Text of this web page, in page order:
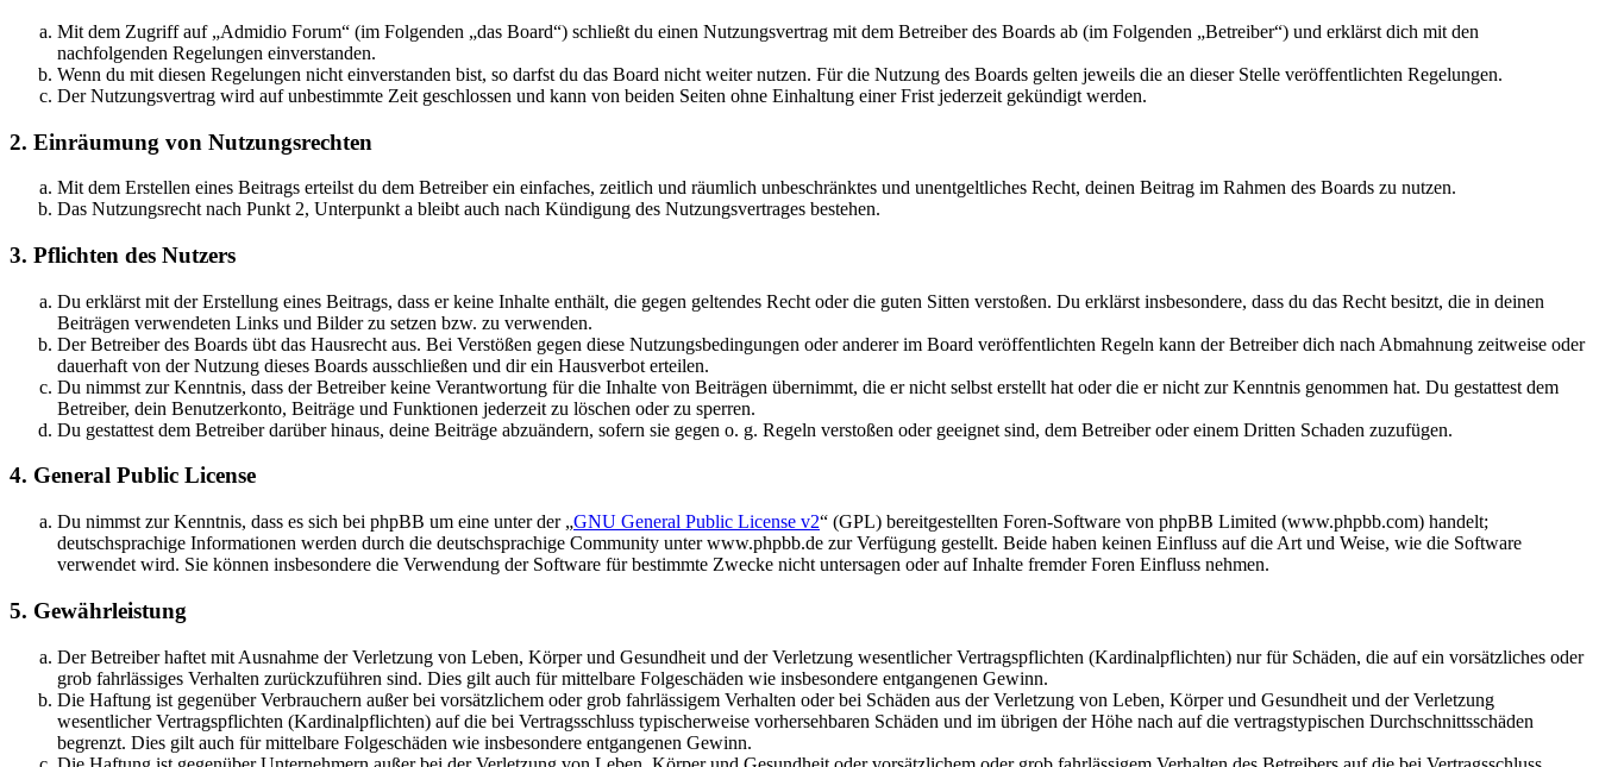
Mit dem Zugriff auf „Admidio Forum“ (im Folgenden „das Board“) schließt du einen Nutzungsvertrag mit dem Betreiber des Boards ab (im Folgenden „Betreiber“) und erklärst dich mit den
nachfolgenden Regelungen einverstanden.
Wenn du mit diesen Regelungen nicht einverstanden bist, so darfst du das Board nicht weiter nutzen. Für die Nutzung des Boards gelten jeweils die an dieser Stelle veröffentlichten Regelungen.
Der Nutzungsvertrag wird auf unbestimmte Zeit geschlossen und kann von beiden Seiten ohne Einhaltung einer Frist jederzeit gekündigt werden.
2. Einräumung von Nutzungsrechten
Mit dem Erstellen eines Beitrags erteilst du dem Betreiber ein einfaches, zeitlich und räumlich unbeschränktes und unentgeltliches Recht, deinen Beitrag im Rahmen des Boards zu nutzen.
Das Nutzungsrecht nach Punkt 2, Unterpunkt a bleibt auch nach Kündigung des Nutzungsvertrages bestehen.
3. Pflichten des Nutzers
Du erklärst mit der Erstellung eines Beitrags, dass er keine Inhalte enthält, die gegen geltendes Recht oder die guten Sitten verstoßen. Du erklärst insbesondere, dass du das Recht besitzt, die in deinen
Beiträgen verwendeten Links und Bilder zu setzen bzw. zu verwenden.
Der Betreiber des Boards übt das Hausrecht aus. Bei Verstößen gegen diese Nutzungsbedingungen oder anderer im Board veröffentlichten Regeln kann der Betreiber dich nach Abmahnung zeitweise oder
dauerhaft von der Nutzung dieses Boards ausschließen und dir ein Hausverbot erteilen.
Du nimmst zur Kenntnis, dass der Betreiber keine Verantwortung für die Inhalte von Beiträgen übernimmt, die er nicht selbst erstellt hat oder die er nicht zur Kenntnis genommen hat. Du gestattest dem
Betreiber, dein Benutzerkonto, Beiträge und Funktionen jederzeit zu löschen oder zu sperren.
Du gestattest dem Betreiber darüber hinaus, deine Beiträge abzuändern, sofern sie gegen o. g. Regeln verstoßen oder geeignet sind, dem Betreiber oder einem Dritten Schaden zuzufügen.
4. General Public License
Du nimmst zur Kenntnis, dass es sich bei phpBB um eine unter der „GNU General Public License v2“ (GPL) bereitgestellten Foren-Software von phpBB Limited (www.phpbb.com) handelt;
deutschsprachige Informationen werden durch die deutschsprachige Community unter www.phpbb.de zur Verfügung gestellt. Beide haben keinen Einfluss auf die Art und Weise, wie die Software
verwendet wird. Sie können insbesondere die Verwendung der Software für bestimmte Zwecke nicht untersagen oder auf Inhalte fremder Foren Einfluss nehmen.
5. Gewährleistung
Der Betreiber haftet mit Ausnahme der Verletzung von Leben, Körper und Gesundheit und der Verletzung wesentlicher Vertragspflichten (Kardinalpflichten) nur für Schäden, die auf ein vorsätzliches oder
grob fahrlässiges Verhalten zurückzuführen sind. Dies gilt auch für mittelbare Folgeschäden wie insbesondere entgangenen Gewinn.
Die Haftung ist gegenüber Verbrauchern außer bei vorsätzlichem oder grob fahrlässigem Verhalten oder bei Schäden aus der Verletzung von Leben, Körper und Gesundheit und der Verletzung
wesentlicher Vertragspflichten (Kardinalpflichten) auf die bei Vertragsschluss typischerweise vorhersehbaren Schäden und im übrigen der Höhe nach auf die vertragstypischen Durchschnittsschäden
begrenzt. Dies gilt auch für mittelbare Folgeschäden wie insbesondere entgangenen Gewinn.